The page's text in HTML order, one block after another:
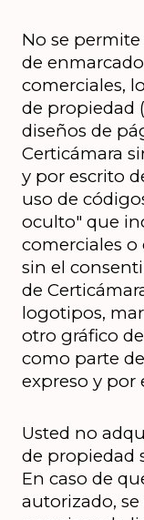
No se
de
comerciales,
de propiedad
diseños de
Certicámara
y por escrito
uso de
oculto" que
comerciales o
sin el
de
logotipos,
otro gráfico
como parte
expreso y por
Usted no
de propiedad
En caso de
autorizado,